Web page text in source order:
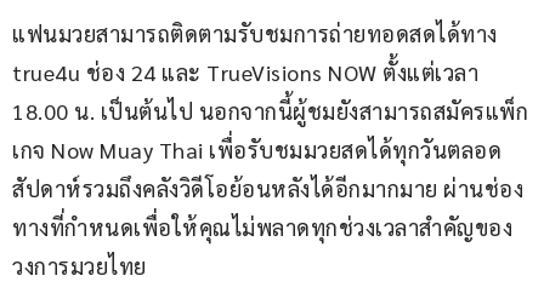
แฟนมวยสามารถติดตามรับชมการถ่ายทอดสดได้ทาง
true4u ช่อง 24 และ TrueVisions NOW ตั้งแต่เวลา
18.00 น. เป็นต้นไป นอกจากนี้ผู้ชมยังสามารถสมัครแพ็ก
เกจ Now Muay Thai เพื่อรับชมมวยสดได้ทุกวันตลอด
สัปดาห์รวมถึงคลังวิดีโอย้อนหลังได้อีกมากมาย ผ่านช่อง
ทางที่กำหนดเพื่อให้คุณไม่พลาดทุกช่วงเวลาสำคัญของ
วงการมวยไทย